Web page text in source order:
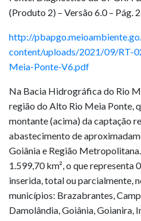
(Produto 2) – Versão 6.0 – Pág.
http://
content/uploads/2021/09/RT-
Meia-Ponte-V6.pdf
Na Bacia Hidrográfica do Rio
região do Alto Rio Meia Ponte,
montante (acima) da captação
abastecimento de
Goiânia e Região
1.599,70 km², o que representa
inserida, total ou parcialmente,
municípios: Brazabrantes,
Damolândia, Goiânia, Goianira,